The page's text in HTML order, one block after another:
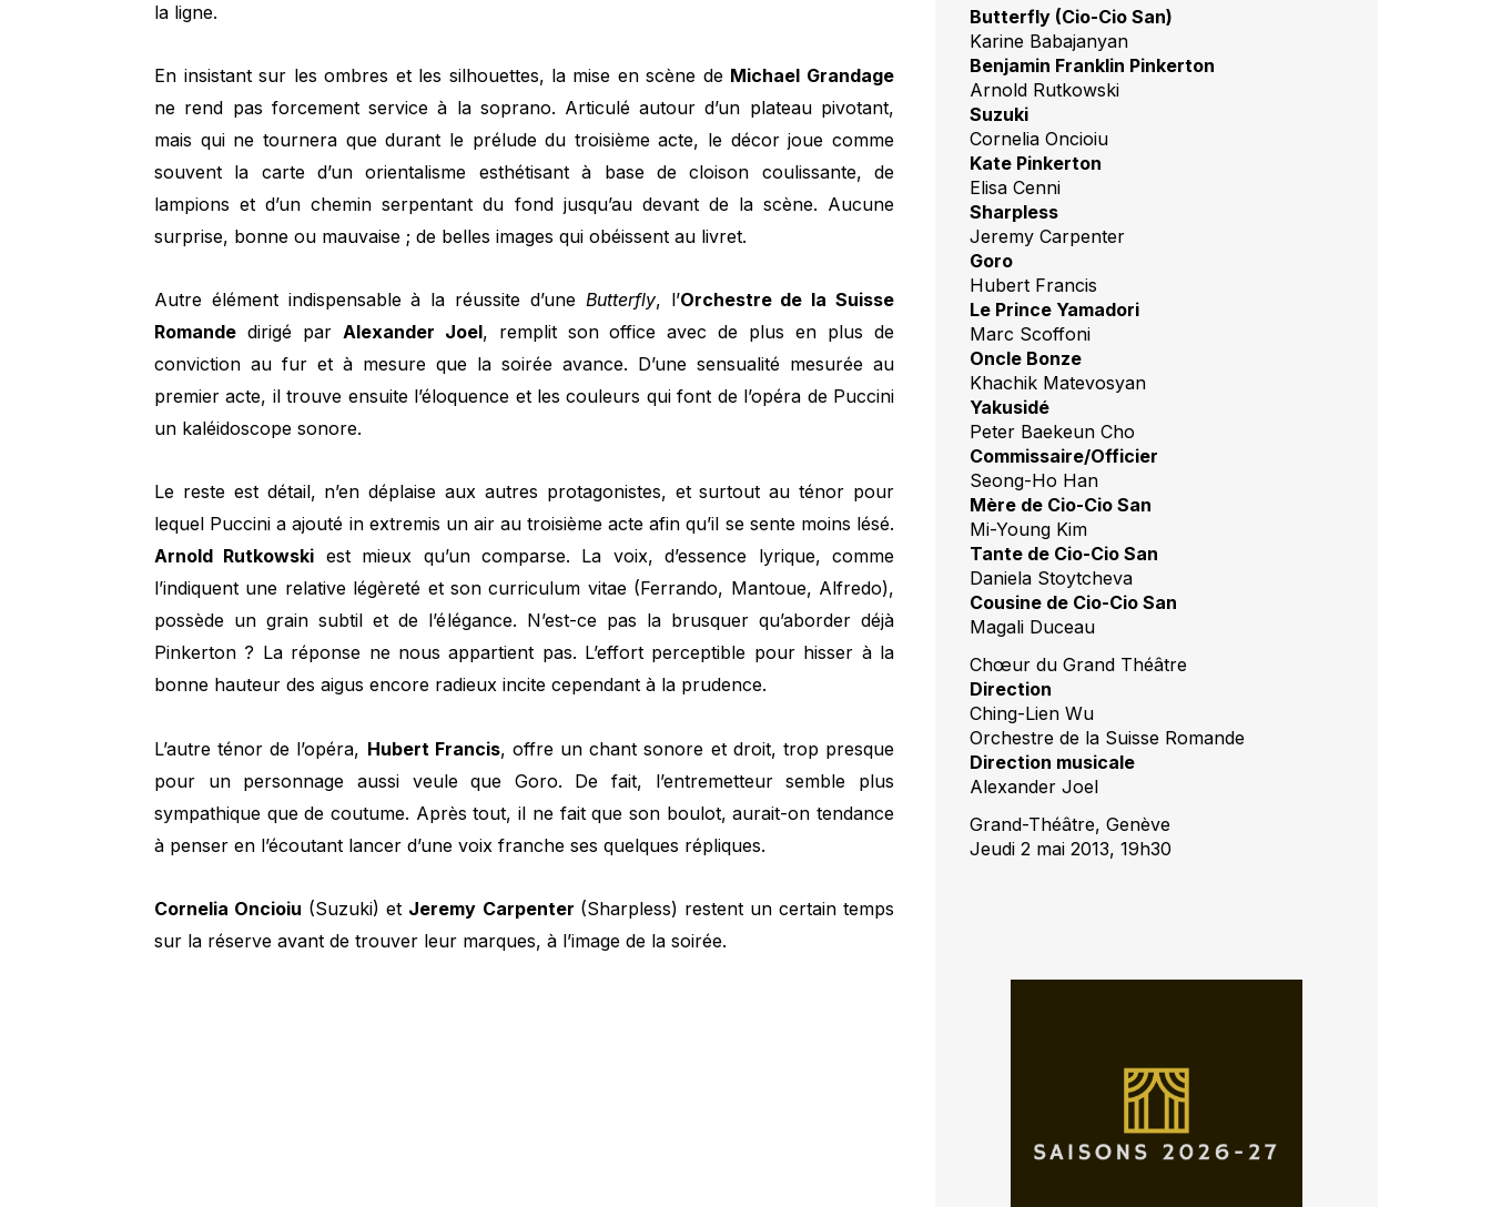
la ligne.
En insistant sur les ombres et les silhouettes, la mise en scène de Michael Grandage
ne rend pas forcement service à la soprano. Articulé autour d’un plateau pivotant,
mais qui ne tournera que durant le prélude du troisième acte, le décor joue comme
souvent la carte d’un orientalisme esthétisant à base de cloison coulissante, de
lampions et d’un chemin serpentant du fond jusqu’au devant de la scène. Aucune
surprise, bonne ou mauvaise ; de belles images qui obéissent au livret.
Autre élément indispensable à la réussite d’une Butterfly, l’Orchestre de la Suisse
Romande dirigé par Alexander Joel, remplit son office avec de plus en plus de
conviction au fur et à mesure que la soirée avance. D’une sensualité mesurée au
premier acte, il trouve ensuite l’éloquence et les couleurs qui font de l’opéra de Puccini
un kaléidoscope sonore.
Le reste est détail, n’en déplaise aux autres protagonistes, et surtout au ténor pour
lequel Puccini a ajouté in extremis un air au troisième acte afin qu’il se sente moins lésé.
Arnold Rutkowski est mieux qu’un comparse. La voix, d’essence lyrique, comme
l’indiquent une relative légèreté et son curriculum vitae (Ferrando, Mantoue, Alfredo),
possède un grain subtil et de l’élégance. N’est-ce pas la brusquer qu’aborder déjà
Pinkerton ? La réponse ne nous appartient pas. L’effort perceptible pour hisser à la
bonne hauteur des aigus encore radieux incite cependant à la prudence.
L’autre ténor de l’opéra, Hubert Francis, offre un chant sonore et droit, trop presque
pour un personnage aussi veule que Goro. De fait, l’entremetteur semble plus
sympathique que de coutume. Après tout, il ne fait que son boulot, aurait-on tendance
à penser en l’écoutant lancer d’une voix franche ses quelques répliques.
Cornelia Oncioiu (Suzuki) et Jeremy Carpenter (Sharpless) restent un certain temps
sur la réserve avant de trouver leur marques, à l’image de la soirée.
Butterfly (Cio-Cio San)
Karine Babajanyan
Benjamin Franklin Pinkerton
Arnold Rutkowski
Suzuki
Cornelia Oncioiu
Kate Pinkerton
Elisa Cenni
Sharpless
Jeremy Carpenter
Goro
Hubert Francis
Le Prince Yamadori
Marc Scoffoni
Oncle Bonze
Khachik Matevosyan
Yakusidé
Peter Baekeun Cho
Commissaire/Officier
Seong-Ho Han
Mère de Cio-Cio San
Mi-Young Kim
Tante de Cio-Cio San
Daniela Stoytcheva
Cousine de Cio-Cio San
Magali Duceau
Chœur du Grand Théâtre
Direction
Ching-Lien Wu
Orchestre de la Suisse Romande
Direction musicale
Alexander Joel
Grand-Théâtre, Genève
Jeudi 2 mai 2013, 19h30